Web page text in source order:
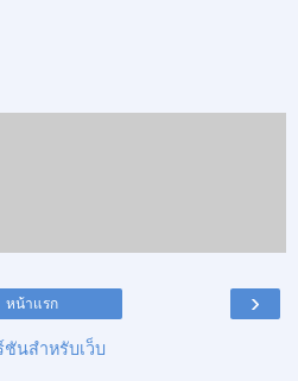
›
หน้าแรก
ชันสำหรับเว็บ